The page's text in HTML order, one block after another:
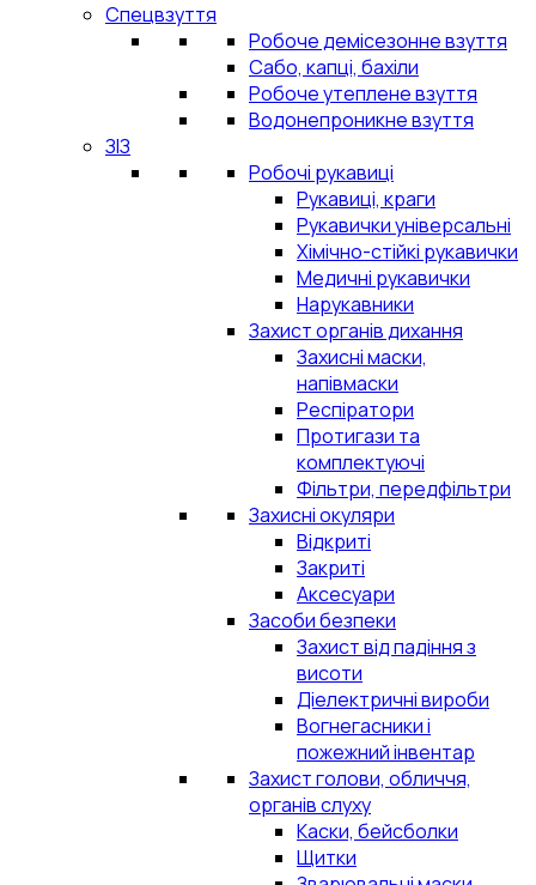
Спецвзуття
Робоче демісезонне взуття
Сабо, капці, бахіли
Робоче утеплене взуття
Водонепроникне взуття
ЗІЗ
Робочі рукавиці
Рукавиці, краги
Рукавички універсальні
Хімічно-стійкі рукавички
Медичні рукавички
Нарукавники
Захист органів дихання
Захисні маски,
напівмаски
Респіратори
Протигази та
комплектуючі
Фільтри, передфільтри
Захисні окуляри
Відкриті
Закриті
Аксесуари
Засоби безпеки
Захист від падіння з
висоти
Діелектричні вироби
Вогнегасники і
пожежний інвентар
Захист голови, обличчя,
органів слуху
Каски, бейсболки
Щитки